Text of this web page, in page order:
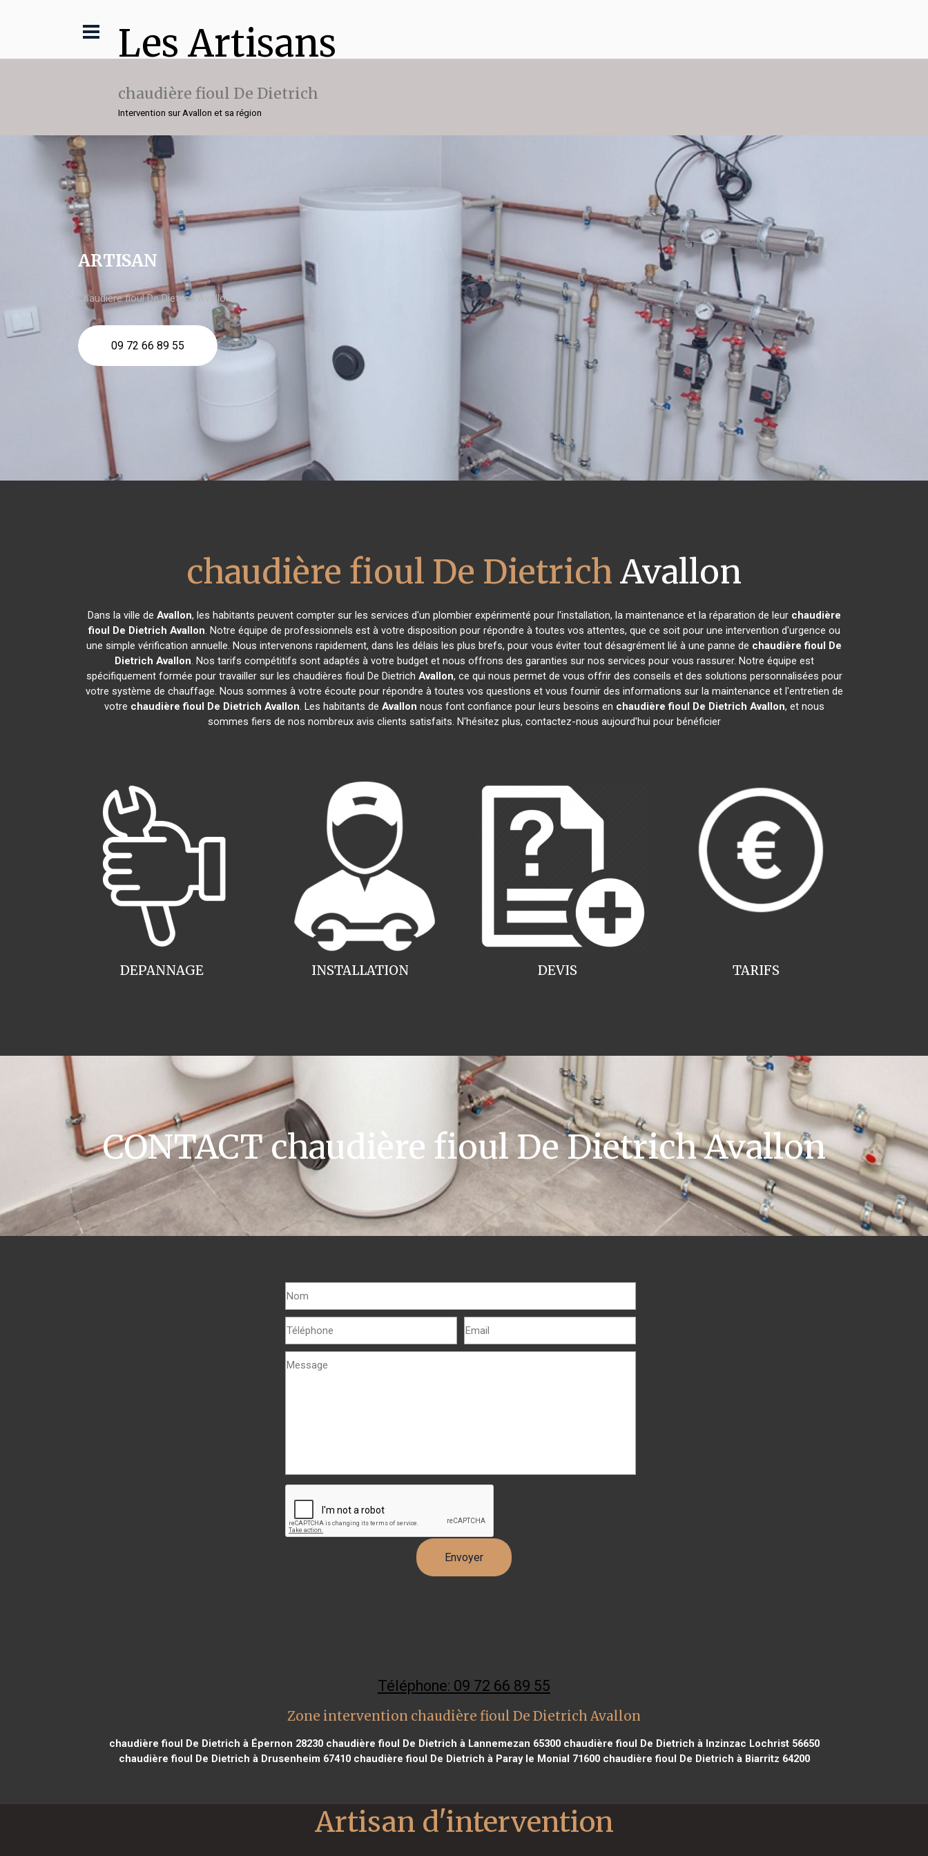
Les Artisans
chaudière fioul De Dietrich
Intervention sur Avallon et sa région
ARTISAN
chaudière fioul De Dietrich Avallon
09 72 66 89 55
chaudière fioul De Dietrich Avallon
Dans la ville de Avallon, les habitants peuvent compter sur les services d'un plombier expérimenté pour l'installation, la maintenance et la réparation de leur chaudière
fioul De Dietrich Avallon. Notre équipe de professionnels est à votre disposition pour répondre à toutes vos attentes, que ce soit pour une intervention d'urgence ou
une simple vérification annuelle. Nous intervenons rapidement, dans les délais les plus brefs, pour vous éviter tout désagrément lié à une panne de chaudière fioul De
Dietrich Avallon. Nos tarifs compétitifs sont adaptés à votre budget et nous offrons des garanties sur nos services pour vous rassurer. Notre équipe est
spécifiquement formée pour travailler sur les chaudières fioul De Dietrich Avallon, ce qui nous permet de vous offrir des conseils et des solutions personnalisées pour
votre système de chauffage. Nous sommes à votre écoute pour répondre à toutes vos questions et vous fournir des informations sur la maintenance et l'entretien de
votre chaudière fioul De Dietrich Avallon. Les habitants de Avallon nous font confiance pour leurs besoins en chaudière fioul De Dietrich Avallon, et nous
sommes fiers de nos nombreux avis clients satisfaits. N'hésitez plus, contactez-nous aujourd'hui pour bénéficier
INSTALLATION
DEPANNAGE TARIFS
DEVIS
CONTACT chaudière fioul De Dietrich Avallon
Téléphone: 09 72 66 89 55
Zone intervention chaudière fioul De Dietrich Avallon
chaudière fioul De Dietrich à Épernon 28230chaudière fioul De Dietrich à Lannemezan 65300chaudière fioul De Dietrich à Inzinzac Lochrist 56650
chaudière fioul De Dietrich à Drusenheim 67410chaudière fioul De Dietrich à Paray le Monial 71600chaudière fioul De Dietrich à Biarritz 64200
Artisan d'intervention